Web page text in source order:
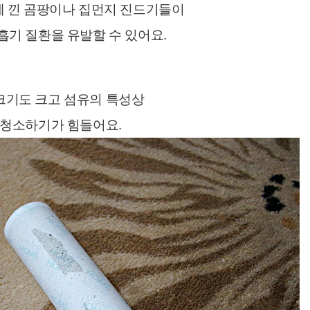
낀 곰팡이나 집먼지 진드기들이
기 질환을 유발할 수 있어요.
기도 크고 섬유의 특성상
소하기가 힘들어요.